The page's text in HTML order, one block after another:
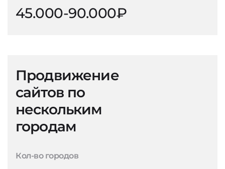
45.000-90.000₽
Продвижение
сайтов по
нескольким
городам
Кол-во городов